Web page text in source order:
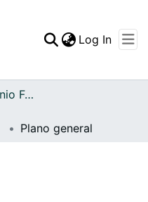
Log In
Archivo del Patrimonio Fotográfico y Fílmico del Valle del Cauca
Plano general